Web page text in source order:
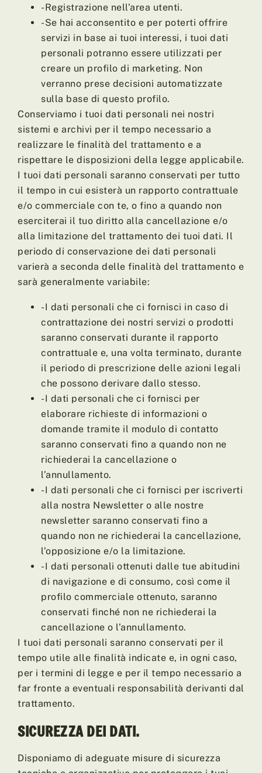
-Registrazione nell’area utenti.
-Se hai acconsentito e per poterti offrire
servizi in base ai tuoi interessi, i tuoi dati
personali potranno essere utilizzati per
creare un profilo di marketing. Non
verranno prese decisioni automatizzate
sulla base di questo profilo.
Conserviamo i tuoi dati personali nei nostri
sistemi e archivi per il tempo necessario a
realizzare le finalità del trattamento e a
rispettare le disposizioni della legge applicabile.
I tuoi dati personali saranno conservati per tutto
il tempo in cui esisterà un rapporto contrattuale
e/o commerciale con te, o fino a quando non
eserciterai il tuo diritto alla cancellazione e/o
alla limitazione del trattamento dei tuoi dati. Il
periodo di conservazione dei dati personali
varierà a seconda delle finalità del trattamento e
sarà generalmente variabile:
-I dati personali che ci fornisci in caso di
contrattazione dei nostri servizi o prodotti
saranno conservati durante il rapporto
contrattuale e, una volta terminato, durante
il periodo di prescrizione delle azioni legali
che possono derivare dallo stesso.
-I dati personali che ci fornisci per
elaborare richieste di informazioni o
domande tramite il modulo di contatto
saranno conservati fino a quando non ne
richiederai la cancellazione o
l’annullamento.
-I dati personali che ci fornisci per iscriverti
alla nostra Newsletter o alle nostre
newsletter saranno conservati fino a
quando non ne richiederai la cancellazione,
l’opposizione e/o la limitazione.
-I dati personali ottenuti dalle tue abitudini
di navigazione e di consumo, così come il
profilo commerciale ottenuto, saranno
conservati finché non ne richiederai la
cancellazione o l’annullamento.
I tuoi dati personali saranno conservati per il
tempo utile alle finalità indicate e, in ogni caso,
per i termini di legge e per il tempo necessario a
far fronte a eventuali responsabilità derivanti dal
trattamento.
SICUREZZA DEI DATI.
Disponiamo di adeguate misure di sicurezza